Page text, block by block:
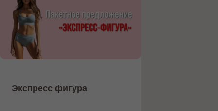
Экспресс фигура